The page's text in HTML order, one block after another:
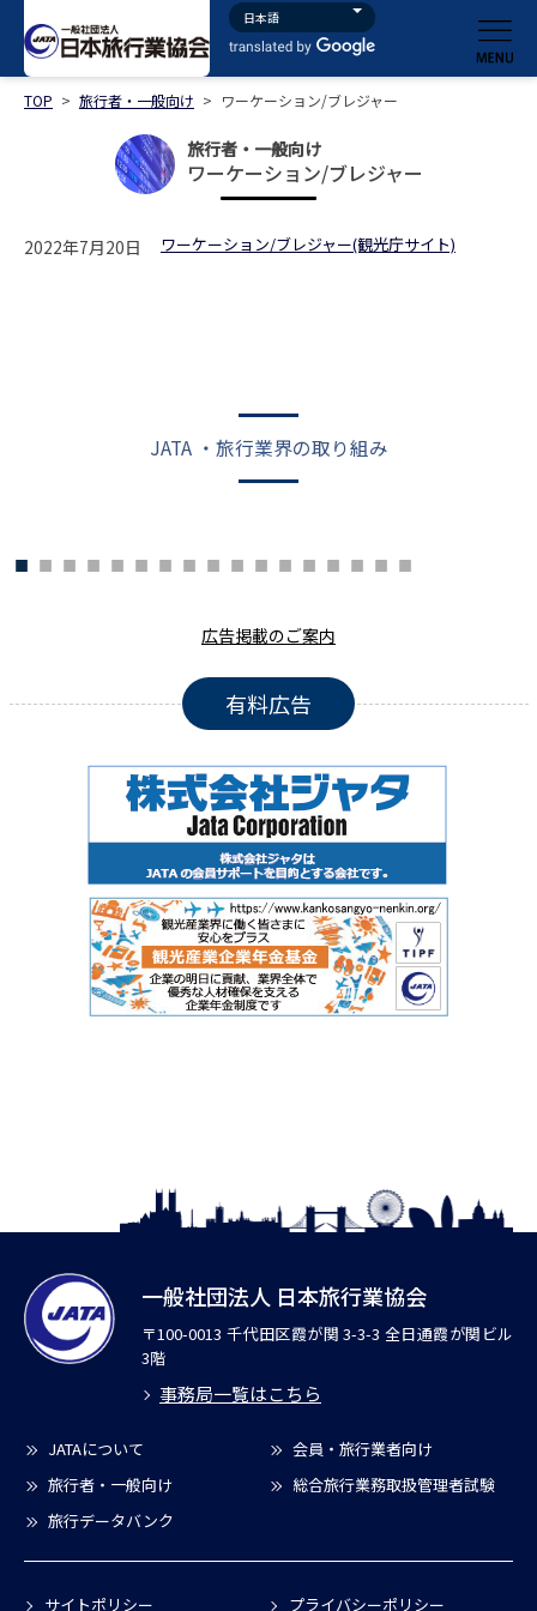
TOP > 旅行者・一般向け > ワーケーション/ブレジャー
旅行者・一般向け
ワーケーション/ブレジャー
ワーケーション/ブレジャー(観光庁サイト)
2022年7月20日
JATA ・旅行業界の取り組み
広告掲載のご案内
有料広告
一般社団法人 日本旅行業協会
〒100-0013 千代田区霞が関 3-3-3 全日通霞が関ビル
3階
事務局一覧はこちら
JATAについて
会員・旅行業者向け
旅行者・一般向け
総合旅行業務取扱管理者試験
旅行データバンク
サイトポリシー プライバシーポリシー